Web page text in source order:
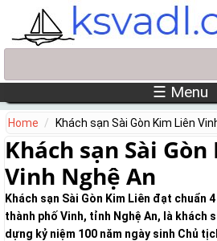
Skip to main content
☰ Menu
Home Khách sạn Sài Gòn Kim Liên
Khách sạn Sài
Vinh Nghệ An
Khách sạn Sài Gòn Kim Liên đạt chuẩn
thành phố Vinh, tỉnh Nghệ An, là khách
dựng kỷ niệm 100 năm ngày sinh Chủ